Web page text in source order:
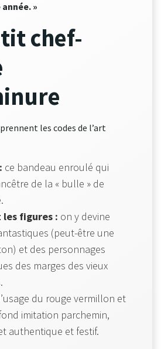
»
chef-
les codes de l’art
ce bandeau enroulé qui
de la « bulle » de
figures : on y devine
(peut-être une
et des personnages
des marges des vieux
du rouge vermillon et
imitation parchemin,
authentique et festif.